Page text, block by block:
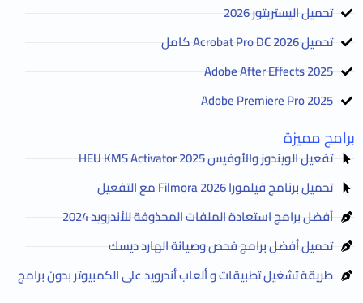
تحميل اليستريتور 2026
تحميل Acrobat Pro DC 2026 كامل
Adobe After Effects 2025
Adobe Premiere Pro 2025
برامج مميزة
تفعيل الويندوز والأوفيس HEU KMS Activator 2025
تحميل برنامج فيلمورا Filmora 2026 مع التفعيل
أفضل برامج استعادة الملفات المحذوفة للأندرويد 2024
تحميل أفضل برامج فحص وصيانة الهارد ديسك
طريقة تشغيل تطبيقات و ألعاب أندرويد على الكمبيوتر بدون برامج